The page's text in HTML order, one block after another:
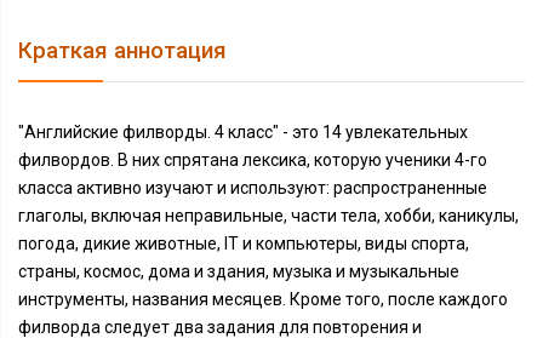
Краткая аннотация
"Английские филворды. 4 класс" - это 14 увлекательных
филвордов. В них спрятана лексика, которую ученики 4-го
класса активно изучают и используют: распространенные
глаголы, включая неправильные, части тела, хобби, каникулы,
погода, дикие животные, IT и компьютеры, виды спорта,
страны, космос, дома и здания, музыка и музыкальные
инструменты, названия месяцев. Кроме того, после каждого
филворда следует два задания для повторения и